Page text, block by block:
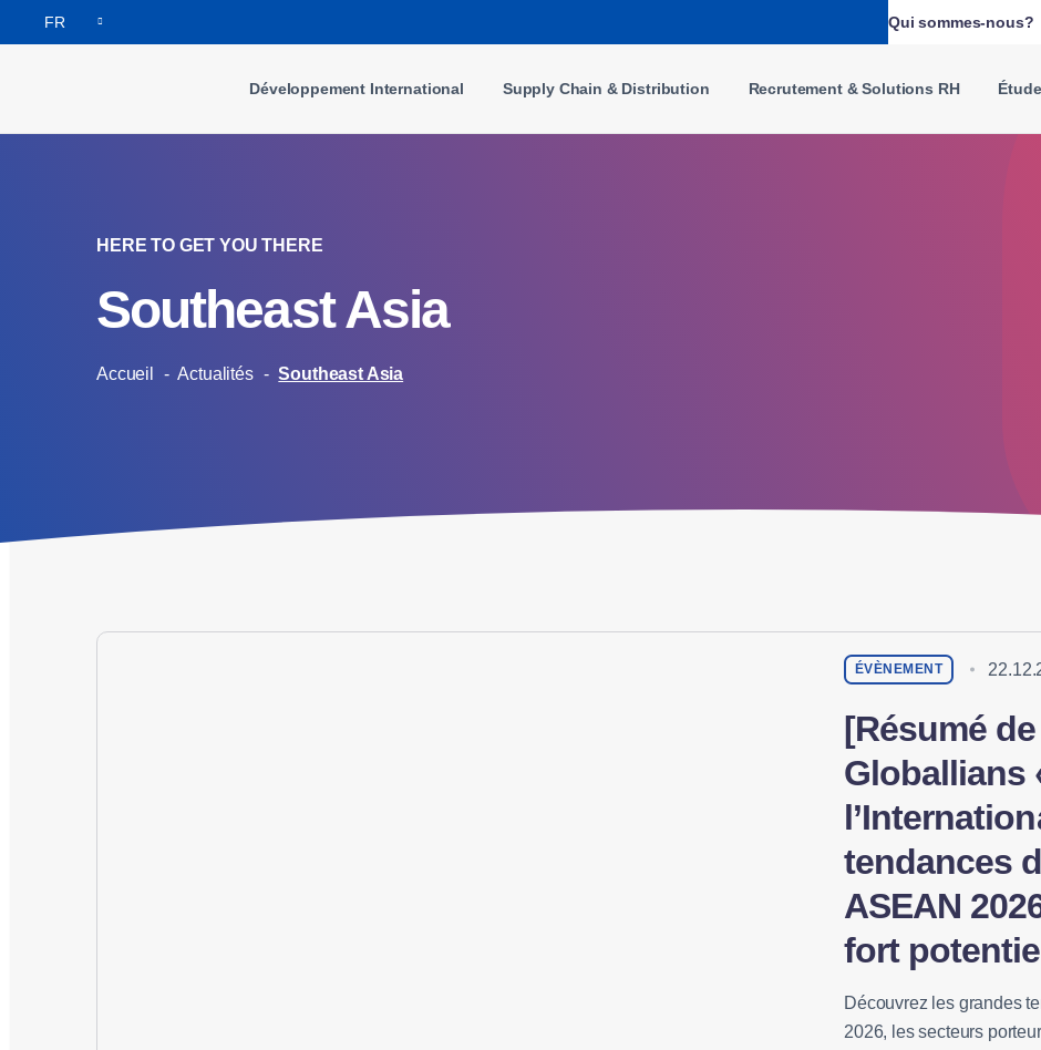
HERE TO GET YOU THERE
Southeast Asia
Accueil - Actualités - Southeast Asia
FR Qui sommes-nous?
Développement International Supply Chain & Distribution Recrutement & Solutions RH
ÉVÈNEMENT
[Résumé
Globallians
tendances
ASEAN
fort
Découvrez les grandes
2026, les secteurs